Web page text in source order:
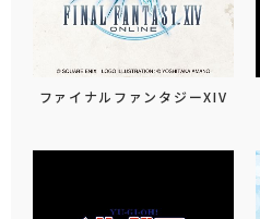
ファイナルファンタジーXIV